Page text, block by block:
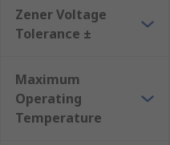
Zener Voltage
Tolerance ±
Maximum
Operating
Temperature